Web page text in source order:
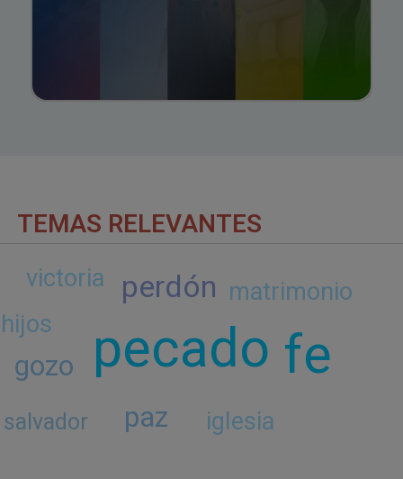
TEMAS RELEVANTES
pecado fe
perdón
paz
gozo
iglesia
matrimonio
hijos
victoria
salvador